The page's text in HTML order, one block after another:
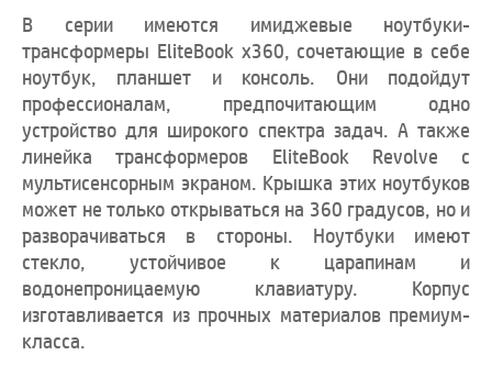
В серии имеются имиджевые ноутбуки-
трансформеры EliteBook x360, сочетающие в себе
ноутбук, планшет и консоль. Они подойдут
профессионалам, предпочитающим одно
устройство для широкого спектра задач. А также
линейка трансформеров EliteBook Revolve с
мультисенсорным экраном. Крышка этих ноутбуков
может не только открываться на 360 градусов, но и
разворачиваться в стороны. Ноутбуки имеют
стекло, устойчивое к царапинам и
водонепроницаемую клавиатуру. Корпус
изготавливается из прочных материалов премиум-
класса.